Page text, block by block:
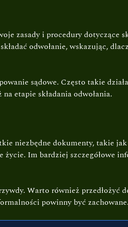
zasady i procedury dotyczące
odwołanie, wskazując,
sądowe. Często takie
etapie składania odwołania.
niezbędne dokumenty, takie
Im bardziej szczegółowe
Warto również przedłożyć
powinny być zachowane.